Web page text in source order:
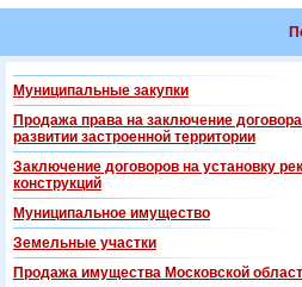
Муниципальные закупки
Продажа права на заключение
развитии застроенной территории
Заключение договоров на установку
конструкций
Муниципальное имущество
Земельные участки
Продажа имущества Московской